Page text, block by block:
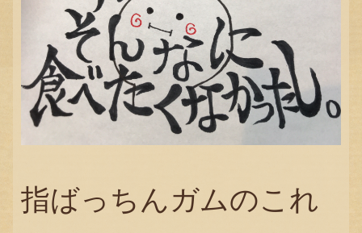
指ばっちんガムのこれ